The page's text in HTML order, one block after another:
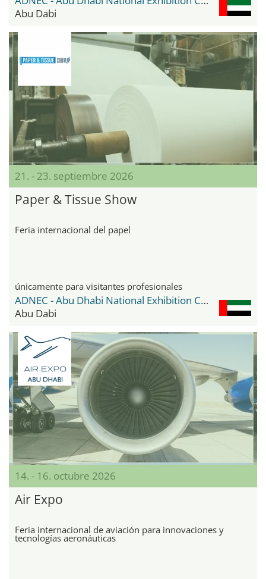
Abu Dabi
21. - 23. septiembre 2026
Paper & Tissue Show
Feria internacional del papel
únicamente para visitantes profesionales
ADNEC - Abu Dhabi National Exhibition Center
Abu Dabi
14. - 16. octubre 2026
Air Expo
Feria internacional de aviación para innovaciones y
tecnologías aeronáuticas